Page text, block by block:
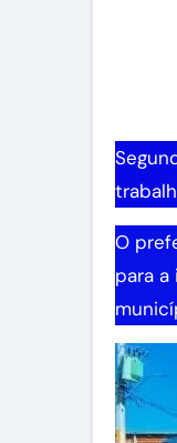
O
para